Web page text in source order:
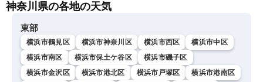
神奈川県の各地の天気
東部
横浜市鶴見区 横浜市神奈川区 横浜市西区
横浜市中区
横浜市南区
横浜市保土ケ谷区
横浜市磯子区
横浜市金沢区
横浜市港北区 横浜市戸塚区
横浜市港南区